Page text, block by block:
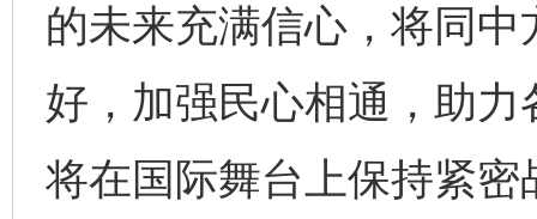
的未来充满信心，将同
好，加强民心相通，助
将在国际舞台上保持紧